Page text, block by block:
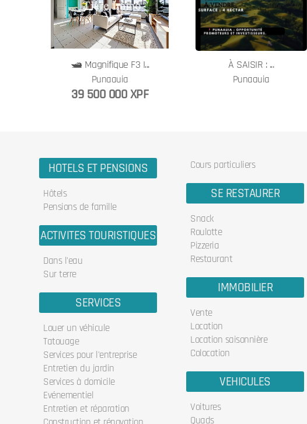
🛥️ Magnifique F3 I...
Punaauia
39 500 000 XPF
À SAISIR : ...
Punaauia
HOTELS ET PENSIONS
Hôtels
Pensions de famille
ACTIVITES TOURISTIQUES
Dans l'eau
Sur terre
SERVICES
Louer un véhicule
Tatouage
Services pour l'entreprise
Entretien du jardin
Services à domicile
Evénementiel
Entretien et réparation
Cours particuliers
SE RESTAURER
Snack
Roulotte
Pizzeria
Restaurant
IMMOBILIER
Vente
Location
Location saisonnière
Colocation
VEHICULES
Voitures
Quads